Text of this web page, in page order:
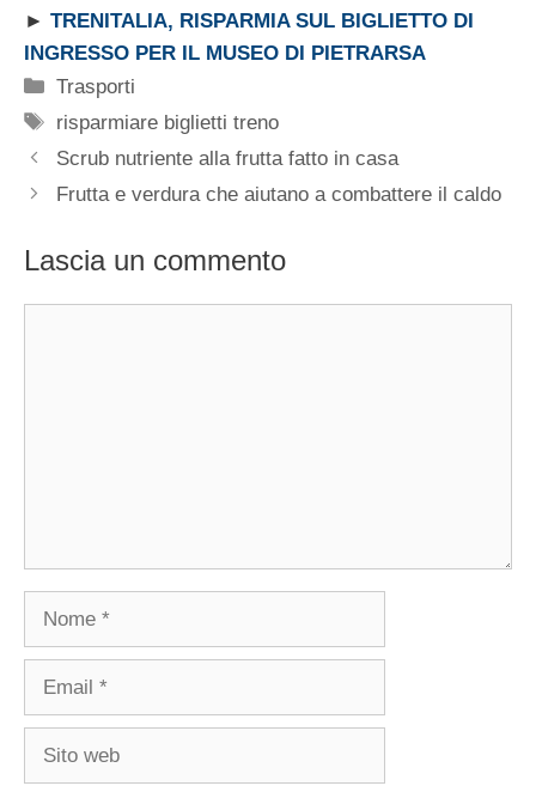
► TRENITALIA, RISPARMIA SUL BIGLIETTO DI
INGRESSO PER IL MUSEO DI PIETRARSA
Categorie
Trasporti
Tag
risparmiare biglietti treno
Scrub nutriente alla frutta fatto in casa
Frutta e verdura che aiutano a combattere il caldo
Lascia un commento